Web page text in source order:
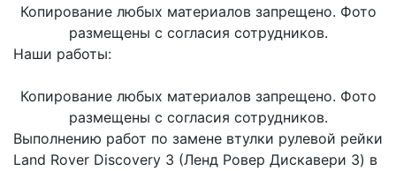
Копирование любых материалов запрещено. Фото
размещены с согласия сотрудников.
Наши работы:
Копирование любых материалов запрещено. Фото
размещены с согласия сотрудников.
Выполнению работ по замене втулки рулевой рейки
Land Rover Discovery 3 (Ленд Ровер Дискавери 3) в